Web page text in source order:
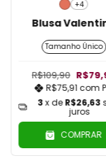
+4
Blusa
Tamanho Único
R$109,90
R$75,91 com
3x deR$26,63
juros
COMPRAR